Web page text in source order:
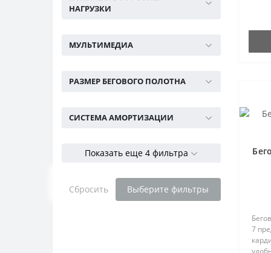
НАГРУЗКИ
МУЛЬТИМЕДИА
РАЗМЕР БЕГОВОГО ПОЛОТНА
СИСТЕМА АМОРТИЗАЦИИ
Показать еще 4 фильтра
Сбросить Выберите фильтры
7